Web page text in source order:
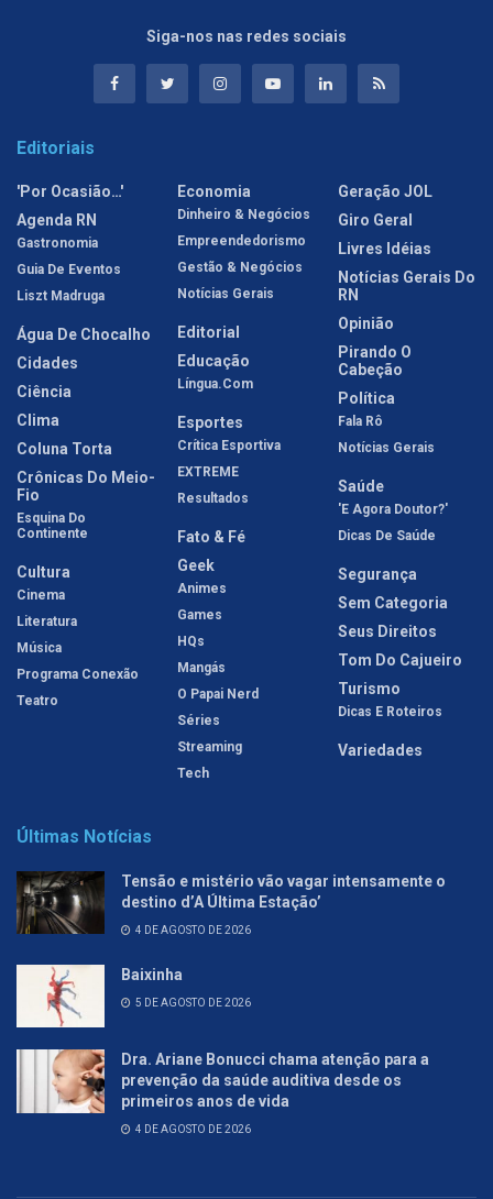
Siga-nos nas redes sociais
Editoriais
'Por Ocasião…'
Agenda RN
Gastronomia
Guia De Eventos
Liszt Madruga
Água De Chocalho
Cidades
Ciência
Clima
Coluna Torta
Crônicas Do Meio-
Fio
Esquina Do
Continente
Cultura
Cinema
Literatura
Música
Programa Conexão
Teatro
Economia
Dinheiro & Negócios
Empreendedorismo
Gestão & Negócios
Notícias Gerais
Editorial
Educação
Língua.com
Esportes
Crítica Esportiva
EXTREME
Resultados
Fato & Fé
Geek
Animes
Games
HQs
Mangás
O Papai Nerd
Séries
Streaming
Tech
Geração JOL
Giro Geral
Livres Idéias
Notícias Gerais Do
RN
Opinião
Pirando O
Cabeção
Política
Fala Rô
Notícias Gerais
Saúde
'E Agora Doutor?'
Dicas De Saúde
Segurança
Sem Categoria
Seus Direitos
Tom Do Cajueiro
Turismo
Dicas E Roteiros
Variedades
Últimas Notícias
Tensão e mistério vão vagar intensamente o
destino d’A Última Estação’
4 DE AGOSTO DE 2026
Baixinha
5 DE AGOSTO DE 2026
Dra. Ariane Bonucci chama atenção para a
prevenção da saúde auditiva desde os
primeiros anos de vida
4 DE AGOSTO DE 2026